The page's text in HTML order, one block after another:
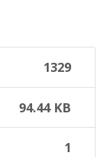
1329
94.44 KB
1